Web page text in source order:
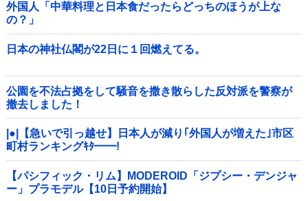
外国人「中華料理と日本食だったらどっちのほうが上な
の？」
日本の神社仏閣が22日に１回燃えてる。
公園を不法占拠をして騒音を撒き散らした反対派を警察が
撤去しました！
|●|【急いで引っ越せ】日本人が減り｢外国人が増えた｣市区
町村ランキングｷﾀ━━!
【パシフィック・リム】MODEROID「ジプシー・デンジャ
ー」プラモデル【10日予約開始】